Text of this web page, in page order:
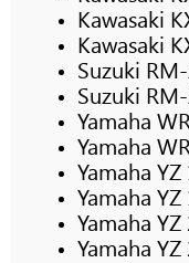
Kawasaki
Kawasaki
Suzuki
Suzuki
Yamaha
Yamaha
Yamaha
Yamaha
Yamaha
Yamaha